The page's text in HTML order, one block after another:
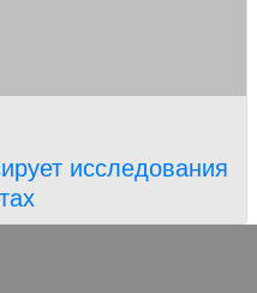
исследования